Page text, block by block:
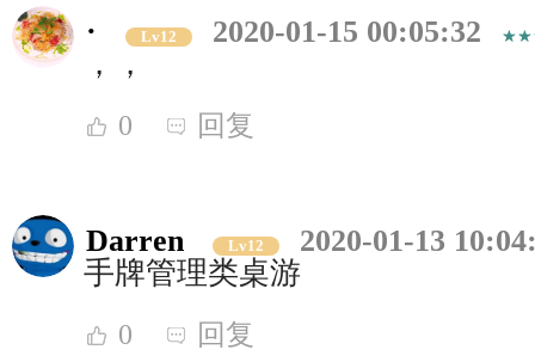
· Lv12
2020-01-15 00:05:32
，，
0 回复
Darren Lv12
2020-01-13
手牌管理类桌游
0 回复